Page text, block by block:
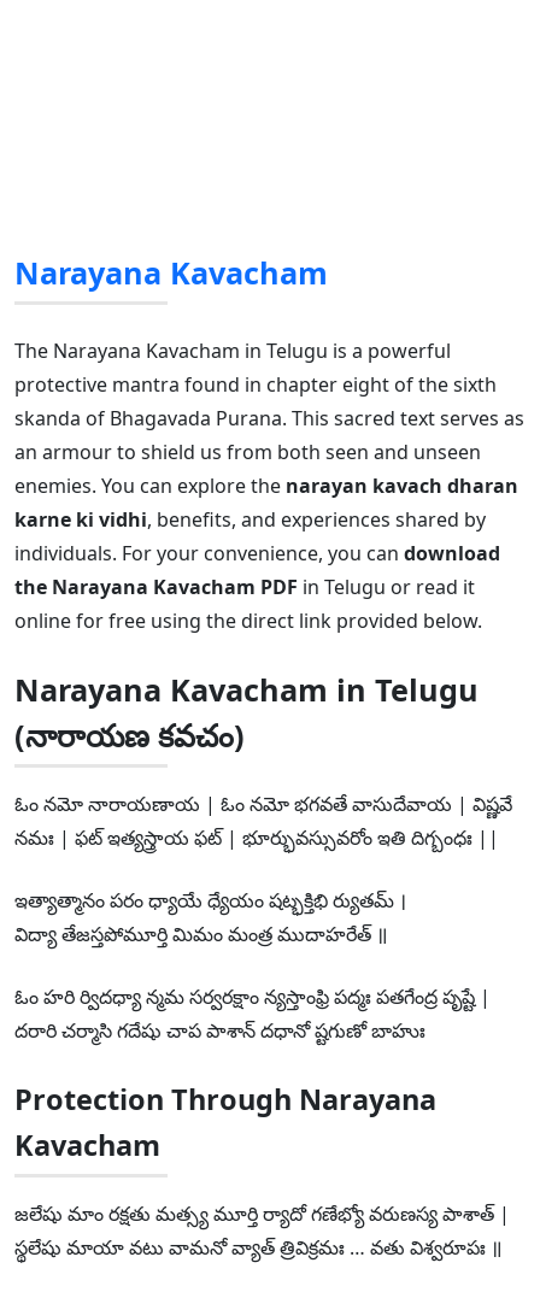
Narayana Kavacham
The Narayana Kavacham in Telugu is a powerful
protective mantra found in chapter eight of the sixth
skanda of Bhagavada Purana. This sacred text serves as
an armour to shield us from both seen and unseen
enemies. You can explore the narayan kavach dharan
karne ki vidhi, benefits, and experiences shared by
individuals. For your convenience, you can download
the Narayana Kavacham PDF in Telugu or read it
online for free using the direct link provided below.
Narayana Kavacham in Telugu
(నారాయణ కవచం)
ఓం నమో నారాయణాయ | ఓం నమో భగవతే వాసుదేవాయ | విష్ణవే
నమః | ఫట్ ఇత్యస్త్రాయ ఫట్ | భూర్భువస్సువరోం ఇతి దిగ్బంధః ||
ఇత్యాత్మానం పరం ధ్యాయే ధ్యేయం షట్భక్తిభి ర్యుతమ్ ।
విద్యా తేజస్తపోమూర్తి మిమం మంత్ర ముదాహరేత్ ॥
ఓం హరి ర్విదధ్యా న్మమ సర్వరక్షాం న్యస్తాంఫ్రి పద్మః పతగేంద్ర పృష్టే |
దరారి చర్మాసి గదేషు చాప పాశాన్ దధానో ష్టగుణో బాహుః
Protection Through Narayana
Kavacham
జలేషు మాం రక్షతు మత్స్య మూర్తి ర్యాదో గణేభ్యో వరుణస్య పాశాత్ |
స్థలేషు మాయా వటు వామనో వ్యాత్ త్రివిక్రమః … వతు విశ్వరూపః ॥